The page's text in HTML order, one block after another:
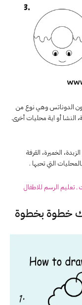
الدوناتس وهي نوع من
النشا أو اية محليات أخرى.
الخميرة، القرفة
التي تحبها .
تعليم الرسم للاطفال
خطوة بخطوة